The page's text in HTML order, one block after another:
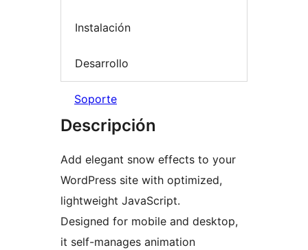
Instalación
Desarrollo
Soporte
Descripción
Add elegant snow effects to your
WordPress site with optimized,
lightweight JavaScript.
Designed for mobile and desktop,
it self-manages animation